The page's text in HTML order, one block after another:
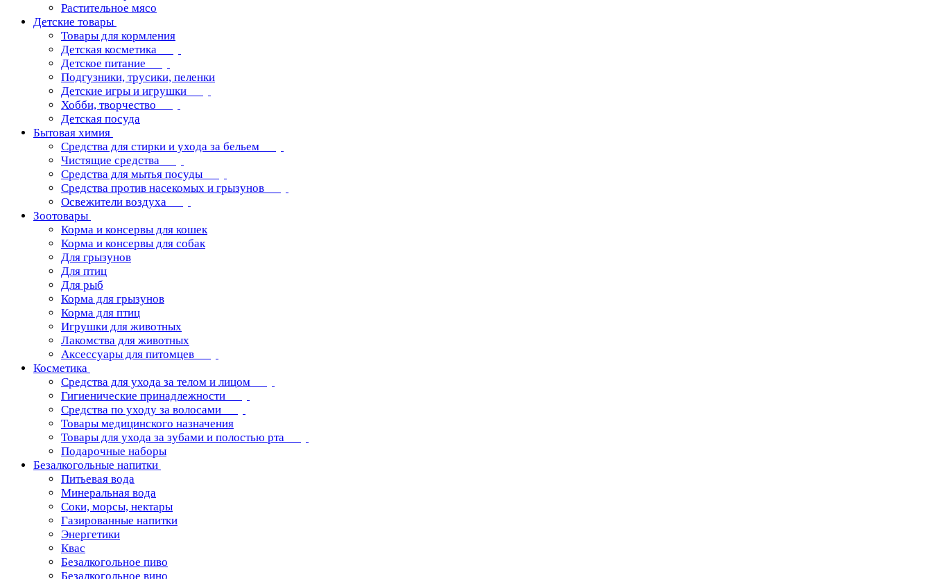
Растительное мясо
Детские товары
Товары для кормления
Детская косметика
Детское питание
Подгузники, трусики, пеленки
Детские игры и игрушки
Хобби, творчество
Детская посуда
Бытовая химия
Средства для стирки и ухода за бельем
Чистящие средства
Средства для мытья посуды
Средства против насекомых и грызунов
Освежители воздуха
Зоотовары
Корма и консервы для кошек
Корма и консервы для собак
Для грызунов
Для птиц
Для рыб
Корма для грызунов
Корма для птиц
Игрушки для животных
Лакомства для животных
Аксессуары для питомцев
Косметика
Средства для ухода за телом и лицом
Гигиенические принадлежности
Средства по уходу за волосами
Товары медицинского назначения
Товары для ухода за зубами и полостью рта
Подарочные наборы
Безалкогольные напитки
Питьевая вода
Минеральная вода
Соки, морсы, нектары
Газированные напитки
Энергетики
Квас
Безалкогольное пиво
Безалкогольное вино